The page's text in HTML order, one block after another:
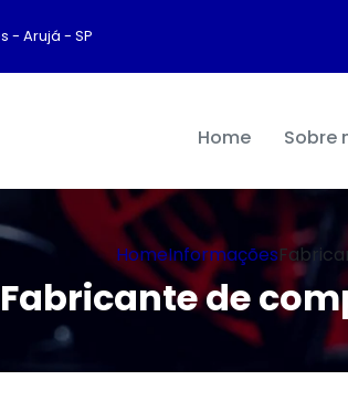
- Arujá - SP
Home Sobre
HomeInformações
Fabricante de